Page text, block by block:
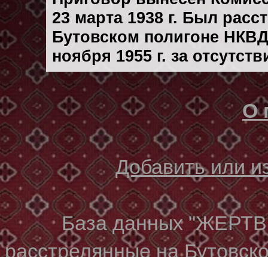
23 марта 1938 г. Был
Бутовском полигоне
ноября 1955 г. за
О
Добавить или
База данных
расстрелянные на